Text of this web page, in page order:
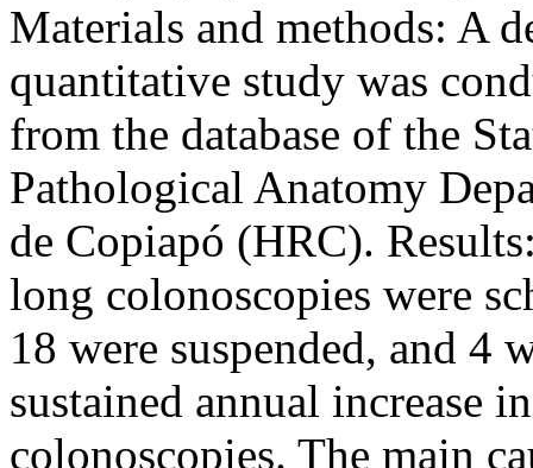
Materials and methods: A
quantitative study was
from the database of the
Pathological Anatomy
de Copiapó (HRC).
long colonoscopies were
18 were suspended, and 4
sustained annual increase
colonoscopies. The main